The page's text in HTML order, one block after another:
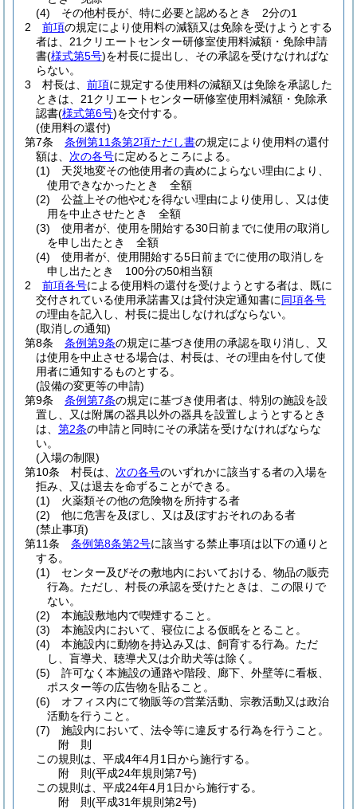
(4)
その他村長が、特に必要と認めるとき 2分の1
2
前項の規定により使用料の減額又は免除を受けようとする
者は、21クリエートセンター研修室使用料減額・免除申請
書(様式第5号)を村長に提出し、その承認を受けなければな
らない。
3
村長は、 前項に規定する使用料の減額又は免除を承認した
ときは、21クリエートセンター研修室使用料減額・免除承
認書(様式第6号)を交付する。
(使用料の還付)
第7条
条例第11条第2項ただし書の規定により使用料の還付
額は、 次の各号に定めるところによる。
(1)
天災地変その他使用者の責めによらない理由により、
使用できなかったとき 全額
(2)
公益上その他やむを得ない理由により使用し、又は使
用を中止させたとき 全額
(3)
使用者が、使用を開始する30日前までに使用の取消し
を申し出たとき 全額
(4)
使用者が、使用開始する5日前までに使用の取消しを
申し出たとき 100分の50相当額
2
前項各号による使用料の還付を受けようとする者は、既に
交付されている使用承諾書又は貸付決定通知書に同項各号
の理由を記入し、村長に提出しなければならない。
(取消しの通知)
第8条
条例第9条の規定に基づき使用の承認を取り消し、又
は使用を中止させる場合は、村長は、その理由を付して使
用者に通知するものとする。
(設備の変更等の申請)
第9条
条例第7条の規定に基づき使用者は、特別の施設を設
置し、又は附属の器具以外の器具を設置しようとするとき
は、 第2条の申請と同時にその承諾を受けなければならな
い。
(入場の制限)
第10条
村長は、 次の各号のいずれかに該当する者の入場を
拒み、又は退去を命ずることができる。
(1)
火薬類その他の危険物を所持する者
(2)
他に危害を及ぼし、又は及ぼすおそれのある者
(禁止事項)
第11条
条例第8条第2号に該当する禁止事項は以下の通りと
する。
(1)
センター及びその敷地内においておける、物品の販売
行為。 ただし、村長の承認を受けたときは、この限りで
ない。
(2)
本施設敷地内で喫煙すること。
(3)
本施設内において、寝位による仮眠をとること。
(4)
本施設内に動物を持込み又は、飼育する行為。 ただ
し、盲導犬、聴導犬又は介助犬等は除く。
(5)
許可なく本施設の通路や階段、廊下、外壁等に看板、
ポスター等の広告物を貼ること。
(6)
オフィス内にて物販等の営業活動、宗教活動又は政治
活動を行うこと。
(7)
施設内において、法令等に違反する行為を行うこと。
附 則
この規則は、平成4年4月1日から施行する。
附 則(平成24年規則第7号)
この規則は、平成24年4月1日から施行する。
附 則(平成31年規則第2号)